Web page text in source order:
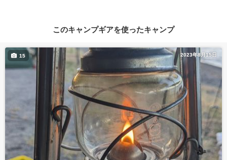
このキャンプギアを使ったキャンプ
2023年8月15日
15